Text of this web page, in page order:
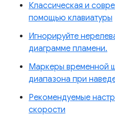
Классическая и
помощью клавиатуры
Игнорируйте
диаграмме пламени.
Маркеры временной
диапазона при
Рекомендуемые
скорости